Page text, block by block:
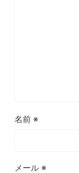
名前 ※
メール ※